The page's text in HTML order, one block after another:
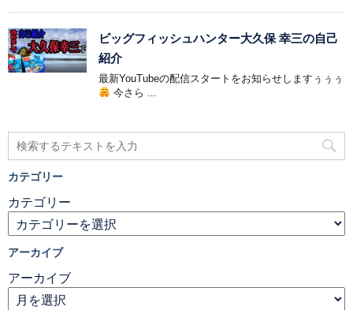
ビッグフィッシュハンター大久保 幸三の自己
紹介
最新YouTubeの配信スタートをお知らせしますぅぅぅ
今さら ...
カテゴリー
カテゴリー
アーカイブ
アーカイブ